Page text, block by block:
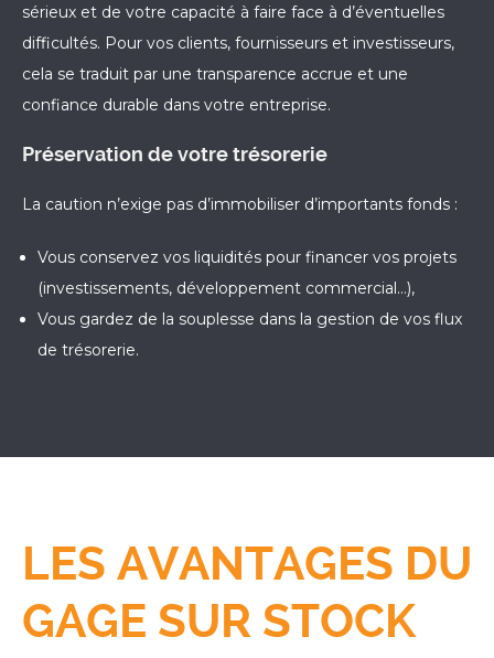
sérieux et de votre capacité à faire face à d’éventuelles
difficultés. Pour vos clients, fournisseurs et investisseurs,
cela se traduit par une transparence accrue et une
confiance durable dans votre entreprise.
Préservation de votre trésorerie
La caution n’exige pas d’immobiliser d’importants fonds :
Vous conservez vos liquidités pour financer vos projets
(investissements, développement commercial…),
Vous gardez de la souplesse dans la gestion de vos flux
de trésorerie.
LES AVANTAGES DU
GAGE SUR STOCK